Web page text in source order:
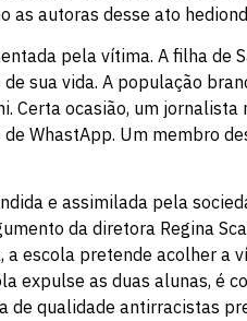
as autoras desse ato
pela vítima. A filha de
sua vida. A população
Certa ocasião, um jornalista
WhastApp. Um membro
e assimilada pela
da diretora Regina
a escola pretende acolher a
expulse as duas alunas, é
de qualidade antirracistas